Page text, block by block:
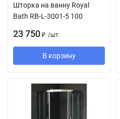
Шторка на ванну Royal
Bath RB-L-3001-5 100
23 750 ₽ /шт.
В корзину